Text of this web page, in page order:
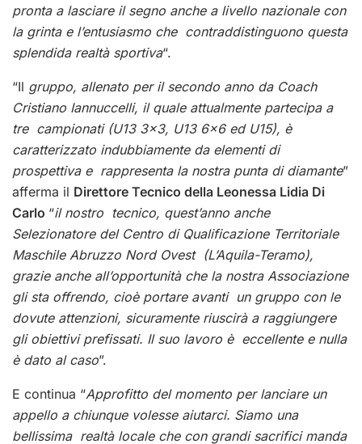
pronta a lasciare il segno anche a livello nazionale con
la grinta e l’entusiasmo che contraddistinguono questa
splendida realtà sportiva“.
“Il gruppo, allenato per il secondo anno da Coach
Cristiano Iannuccelli, il quale attualmente partecipa a
tre campionati (U13 3×3, U13 6×6 ed U15), è
caratterizzato indubbiamente da elementi di
prospettiva e rappresenta la nostra punta di diamante”
afferma il Direttore Tecnico della Leonessa Lidia Di
Carlo “il nostro tecnico, quest’anno anche
Selezionatore del Centro di Qualificazione Territoriale
Maschile Abruzzo Nord Ovest (L’Aquila-Teramo),
grazie anche all’opportunità che la nostra Associazione
gli sta offrendo, cioè portare avanti un gruppo con le
dovute attenzioni, sicuramente riuscirà a raggiungere
gli obiettivi prefissati. Il suo lavoro è eccellente e nulla
è dato al caso”.
E continua “Approfitto del momento per lanciare un
appello a chiunque volesse aiutarci. Siamo una
bellissima realtà locale che con grandi sacrifici manda